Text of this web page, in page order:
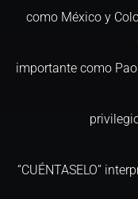
como México y
importante como
“CUÉNTASELO”